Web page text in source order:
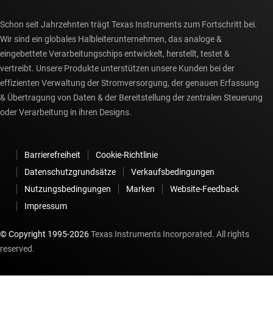
Schon seit Jahrzehnten trägt Texas Instruments zum Fortschritt bei.
Wir sind ein globales Halbleiterunternehmen, das analoge &
eingebettete Verarbeitungschips entwickelt, herstellt, testet &
vertreibt. Unsere Produkte unterstützen unsere Kunden bei der
effizienten Verwaltung der Stromversorgung, der genauen Erfassung
& Übertragung von Daten & der Bereitstellung der zentralen Steuerung
oder Verarbeitung in ihren Designs.
Barrierefreiheit
Cookie-Richtlinie
Datenschutzgrundsätze
Verkaufsbedingungen
Nutzungsbedingungen
Marken
Website-Feedback
Impressum
© Copyright 1995-2026Texas Instruments Incorporated. All rights
reserved.